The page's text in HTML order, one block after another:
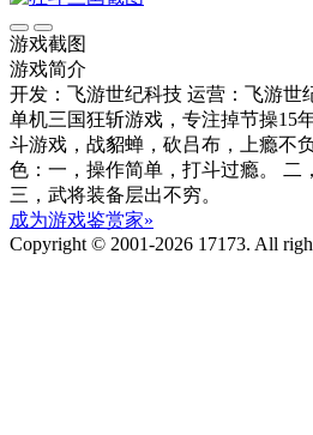
游戏截图
游戏简介
开发：飞游世纪科技 运营：飞游世
单机三国狂斩游戏，专注掉节操15
斗游戏，战貂蝉，砍吕布，上瘾不
色：一，操作简单，打斗过瘾。 二
三，武将装备层出不穷。
成为游戏鉴赏家»
Copyright © 2001-2026 17173. All